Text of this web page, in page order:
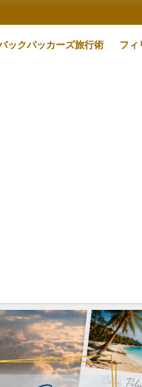
ックパッカーズ旅行術 フィ